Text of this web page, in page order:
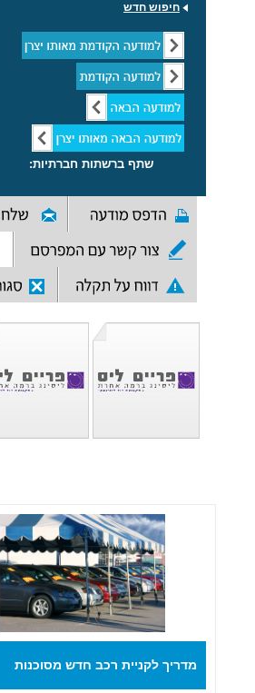
חיפוש חדש
שתף ברשתות חברתיות:
מדריך לקניית רכב חדש מסוכנות